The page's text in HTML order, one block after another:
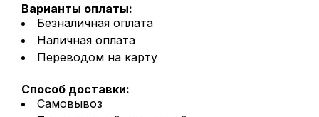
Варианты оплаты:
Безналичная оплата
Наличная оплата
Переводом на карту
Способ доставки:
Самовывоз